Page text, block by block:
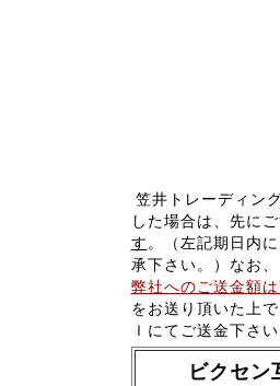
笠井トレーディン
した場合は、先に
す 。（左記期日内
承下さい。）なお
弊社へのご送金額
をお送り頂いた上
ｌにてご送金下さい
ビクセン